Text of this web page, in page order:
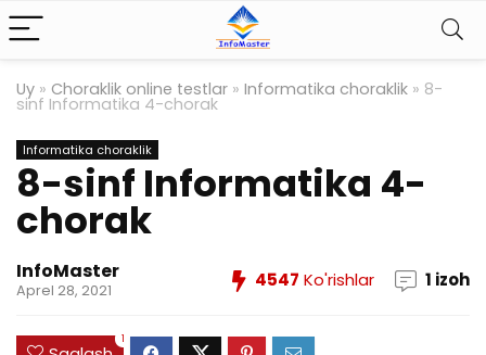
Uy » Choraklik online testlar » Informatika choraklik » 8-
sinf Informatika 4-chorak
Informatika choraklik
8-sinf Informatika 4-
chorak
InfoMaster
Aprel 28, 2021 4547 Ko'rishlar 1 izoh
1